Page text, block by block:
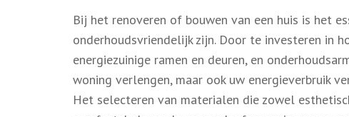
Bij het renoveren of bouwen van een huis is het
onderhoudsvriendelijk zijn. Door te investeren in
energiezuinige ramen en deuren, en
woning verlengen, maar ook uw energieverbruik
Het selecteren van materialen die zowel